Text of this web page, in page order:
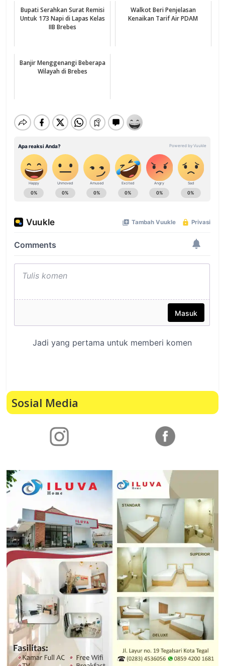
Bupati Serahkan Surat Remisi
Untuk 173 Napi di Lapas Kelas
IIB Brebes
Walkot Beri Penjelasan
Kenaikan Tarif Air PDAM
Banjir Menggenangi Beberapa
Wilayah di Brebes
Sosial Media